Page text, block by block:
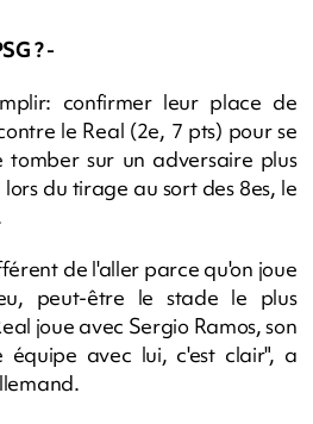
? -
confirmer leur place de
le Real (2e, 7 pts) pour se
tomber sur un adversaire plus
du tirage au sort des 8es, le
de l'aller parce qu'on joue
peut-être le stade le plus
joue avec Sergio Ramos, son
équipe avec lui, c'est clair", a